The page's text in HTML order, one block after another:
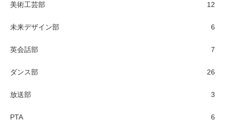
美術工芸部 12
未来デザイン部 6
英会話部 7
ダンス部 26
放送部 3
PTA 6